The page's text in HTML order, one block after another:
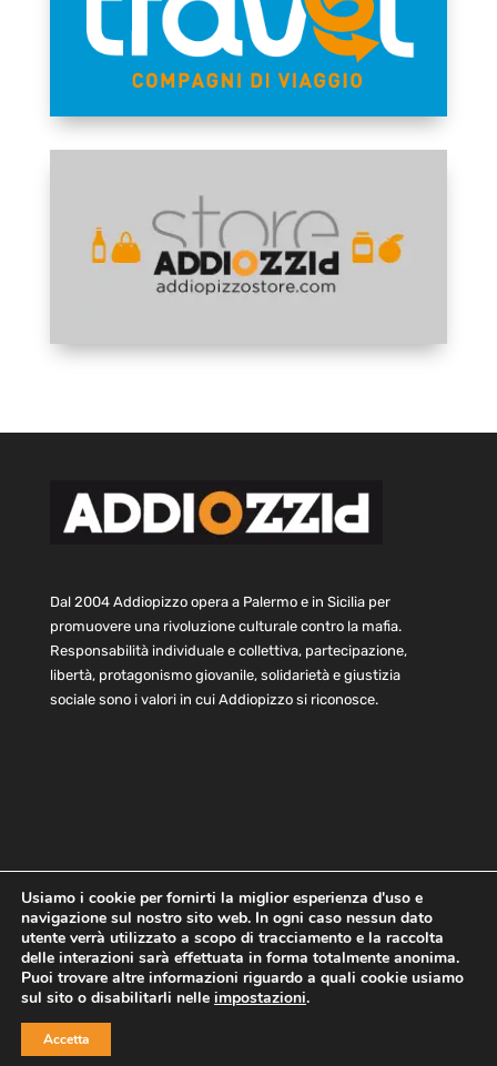
Dal 2004 Addiopizzo opera a Palermo e in Sicilia per
promuovere una rivoluzione culturale contro la mafia.
Responsabilità individuale e collettiva, partecipazione,
libertà, protagonismo giovanile, solidarietà e giustizia
sociale sono i valori in cui Addiopizzo si riconosce.
Home Statuto e bilancio
Contatti
Privacy
Cookie Child Protection Policy
Copyright © 2021 AddioPizzo | Tutti i diritti riservati | Sede
Usiamo i cookie per fornirti la miglior esperienza d'uso e
navigazione sul nostro sito web. In ogni caso nessun dato
utente verrà utilizzato a scopo di tracciamento e la raccolta
delle interazioni sarà effettuata in forma totalmente anonima.
Puoi trovare altre informazioni riguardo a quali cookie usiamo
sul sito o disabilitarli nelle impostazioni.
Accetta